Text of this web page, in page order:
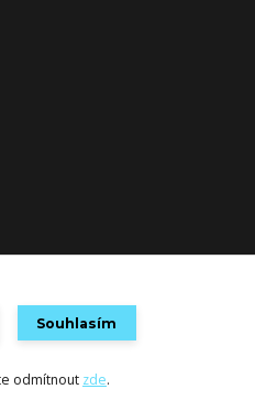
Eshop-rychle.cz
Souhlasím
odmítnout zde.